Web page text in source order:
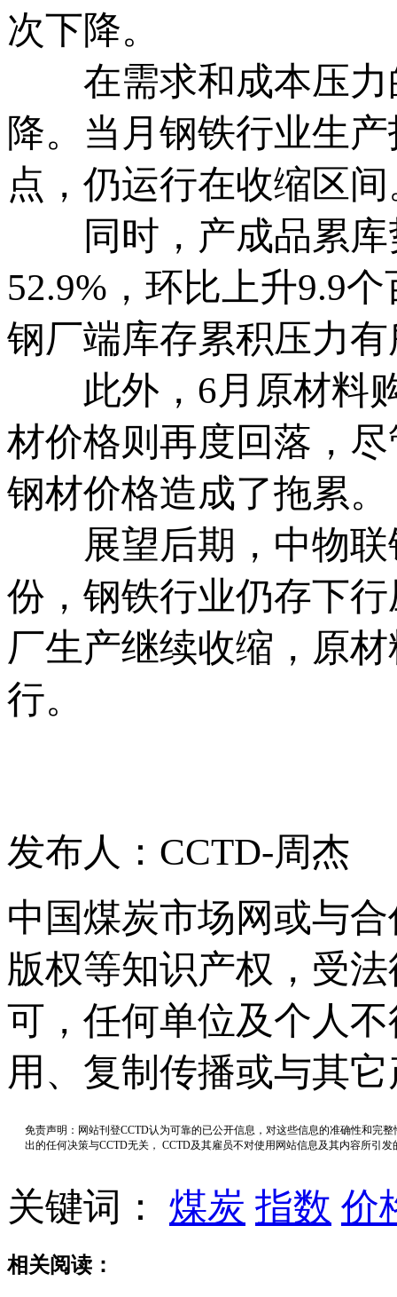
次下降。
在需求和成本压力
降。当月钢铁行业生
点，仍运行在收缩区间
同时，产成品累库
52.9%，环比上升9.9
钢厂端库存累积压力
此外，6月原材料购
材价格则再度回落，
钢材价格造成了拖累。
展望后期，中物联
份，钢铁行业仍存下
厂生产继续收缩，原
行。
发布人：CCTD-周杰
中国煤炭市场网或与
版权等知识产权，受
可，任何单位及个人
用、复制传播或与其
免责声明：网站刊登CCTD认为可靠的已公开信息，对这些信息的准确性和完
出的任何决策与CCTD无关， CCTD及其雇员不对使用网站信息及其内容所引
关键词： 煤炭 指数 价
相关阅读：